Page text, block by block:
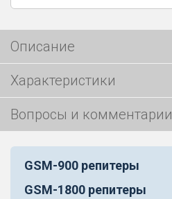
Описание
Характеристики
Вопросы и комментарии
GSM-900 репитеры
GSM-1800 репитеры